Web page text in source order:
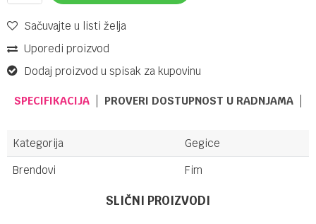
Sačuvajte u listi želja
Uporedi proizvod
Dodaj proizvod u spisak za kupovinu
SPECIFIKACIJA PROVERI DOSTUPNOST U RADNJAMA
Kategorija
Gegice
Brendovi
Fim
SLIČNI PROIZVODI